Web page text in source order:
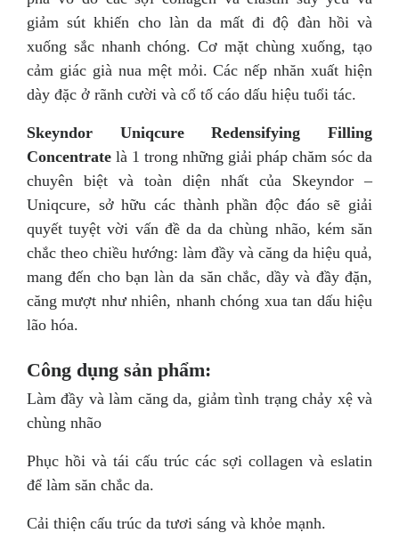
giảm sút khiến cho làn da mất đi độ đàn hồi và
xuống sắc nhanh chóng. Cơ mặt chùng xuống, tạo
cảm giác già nua mệt mỏi. Các nếp nhăn xuất hiện
dày đặc ở rãnh cười và cổ tố cáo dấu hiệu tuổi tác.
Skeyndor Uniqcure Redensifying Filling
Concentrate là 1 trong những giải pháp chăm sóc da
chuyên biệt và toàn diện nhất của Skeyndor –
Uniqcure, sở hữu các thành phần độc đáo sẽ giải
quyết tuyệt vời vấn đề da da chùng nhão, kém săn
chắc theo chiều hướng: làm đầy và căng da hiệu quả,
mang đến cho bạn làn da săn chắc, dầy và đầy đặn,
căng mượt như nhiên, nhanh chóng xua tan dấu hiệu
lão hóa.
Công dụng sản phẩm:
Làm đầy và làm căng da, giảm tình trạng chảy xệ và
chùng nhão
Phục hồi và tái cấu trúc các sợi collagen và eslatin
để làm săn chắc da.
Cải thiện cấu trúc da tươi sáng và khỏe mạnh.